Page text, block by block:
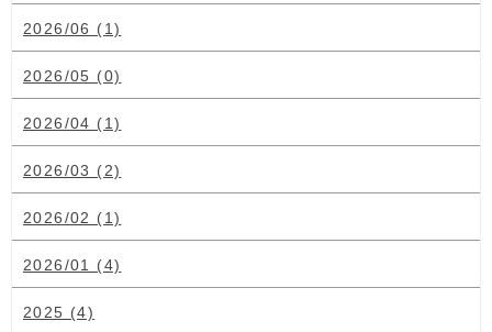
2026/06 (1)
2026/05 (0)
2026/04 (1)
2026/03 (2)
2026/02 (1)
2026/01 (4)
2025 (4)